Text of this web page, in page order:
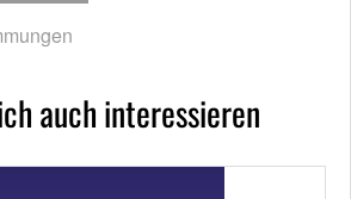
auch interessieren